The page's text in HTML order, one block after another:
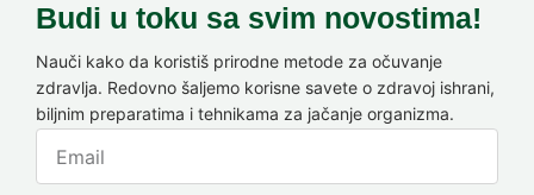
Budi u toku sa svim novostima!
Nauči kako da koristiš prirodne metode za očuvanje
zdravlja. Redovno šaljemo korisne savete o zdravoj ishrani,
biljnim preparatima i tehnikama za jačanje organizma.